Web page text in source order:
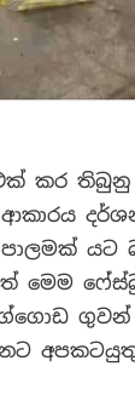
කර තිබුනු
ආකාරය
පාලමක් යට
මෙම
ගුවන්